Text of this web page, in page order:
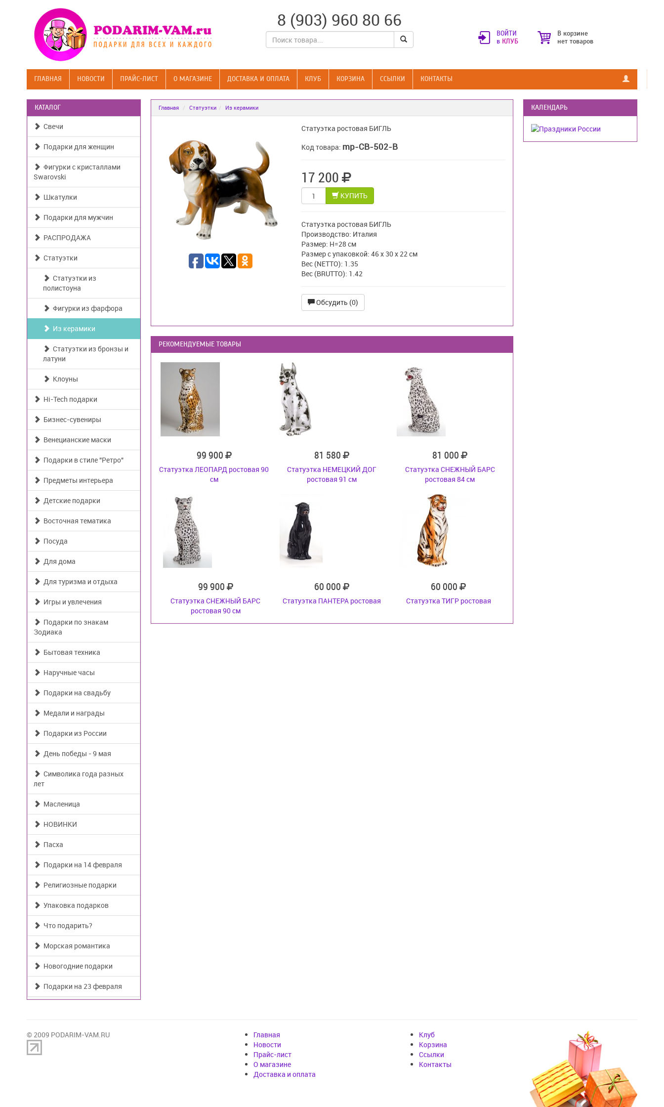
8 (903) 960 80 66
ВОЙТИ
в КЛУБ
В корзине
нет товаров
ГЛАВНАЯ НОВОСТИ ПРАЙС-ЛИСТ О МАГАЗИНЕ ДОСТАВКА И ОПЛАТА КЛУБ КОРЗИНА CСЫЛКИ КОНТАКТЫ
КАТАЛОГ
Свечи
Подарки для женщин
Фигурки с кристаллами
Swarovski
Шкатулки
Подарки для мужчин
РАСПРОДАЖА
Статуэтки
Статуэтки из
полистоуна
Фигурки из фарфора
Из керамики
Статуэтки из бронзы и
латуни
Клоуны
Hi-Tech подарки
Бизнес-сувениры
Венецианские маски
Подарки в стиле "Ретро"
Предметы интерьера
Детские подарки
Восточная тематика
Посуда
Для дома
Для туризма и отдыха
Игры и увлечения
Подарки по знакам
Зодиака
Бытовая техника
Наручные часы
Подарки на свадьбу
Медали и награды
Подарки из России
День победы - 9 мая
Символика года разных
лет
Масленица
НОВИНКИ
Пасха
Подарки на 14 февраля
Религиозные подарки
Упаковка подарков
Что подарить?
Морская романтика
Новогодние подарки
Подарки на 23 февраля
Главная Статуэтки Из керамики
Статуэтка ростовая БИГЛЬ
Код товара: mp-CB-502-B
17 200
КУПИТЬ
Статуэтка ростовая БИГЛЬ
Производство: Италия
Размер: H=28 см
Размер с упаковкой: 46 х 30 х 22 см
Вес (NETTO): 1.35
Вес (BRUTTO): 1.42
Обсудить (0)
РЕКОМЕНДУЕМЫЕ ТОВАРЫ
99 900
Статуэтка ЛЕОПАРД ростовая 90
см
81 580
Статуэтка НЕМЕЦКИЙ ДОГ
ростовая 91 см
81 000
Статуэтка СНЕЖНЫЙ БАРС
ростовая 84 см
99 900
Статуэтка СНЕЖНЫЙ БАРС
ростовая 90 см
60 000
Статуэтка ПАНТЕРА ростовая
60 000
Статуэтка ТИГР ростовая
КАЛЕНДАРЬ
© 2009 PODARIM-VAM.RU
Главная
Новости
Прайс-лист
О магазине
Доставка и оплата
Клуб
Корзина
Cсылки
Контакты